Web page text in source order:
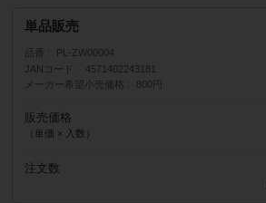
単品販売
品番
PL-ZW00004
JANコード
4571402243181
メーカー希望小売価格
800円
販売価格
（単価 × 入数）
注文数